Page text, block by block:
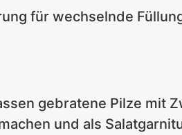
für wechselnde
gebratene Pilze mit
und als